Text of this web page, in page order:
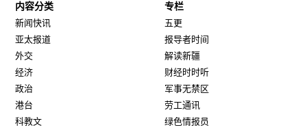
内容分类
新闻快讯
亚太报道
外交
经济
政治
港台
科教文
专栏
五更
报导者时间
解读新疆
财经时时听
军事无禁区
劳工通讯
绿色情报员